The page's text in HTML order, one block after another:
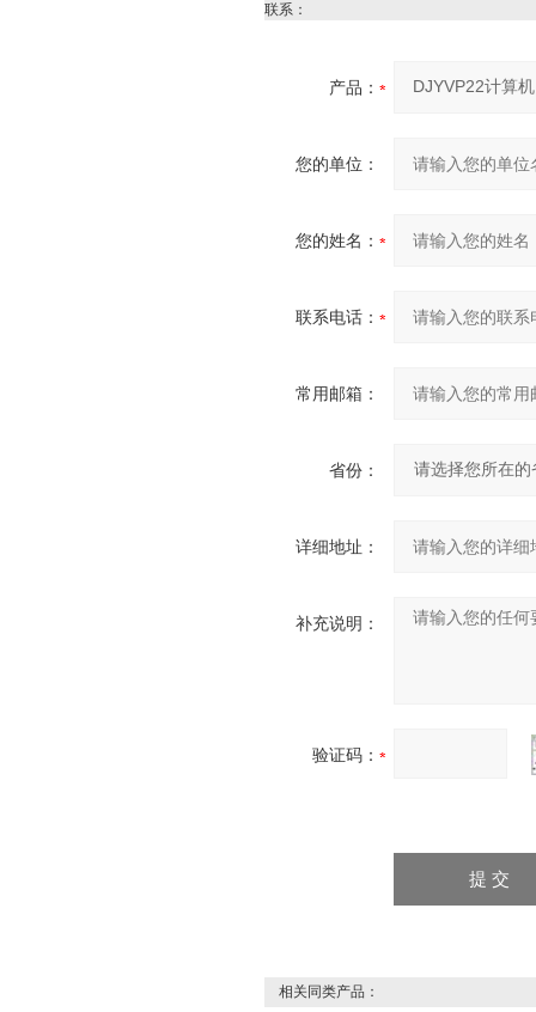
联系：
产品：
您的单位：
您的姓名：
联系电话：
常用邮箱：
省份：
详细地址：
补充说明：
验证码：
相关同类产品：